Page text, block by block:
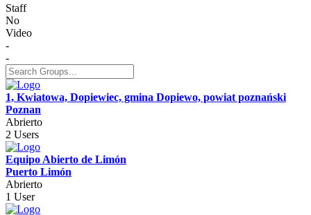
Staff
No
Video
-
-
1, Kwiatowa, Dopiewiec, gmina Dopiewo, powiat poznański
Poznan
Abrierto
2 Users
Equipo Abierto de Limón
Puerto Limón
Abrierto
1 User